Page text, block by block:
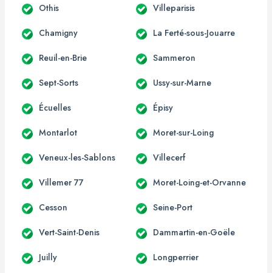
Othis Villeparisis
Chamigny La Ferté-sous-Jouarre
Reuil-en-Brie Sammeron
Sept-Sorts Ussy-sur-Marne
Écuelles Épisy
Montarlot Moret-sur-Loing
Veneux-les-Sablons Villecerf
Villemer 77 Moret-Loing-et-Orvanne
Cesson Seine-Port
Vert-Saint-Denis Dammartin-en-Goële
Juilly Longperrier